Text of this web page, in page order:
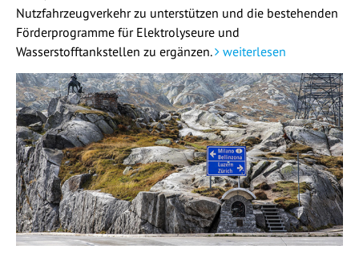
Nutzfahrzeugverkehr zu unterstützen und die bestehenden
Förderprogramme für Elektrolyseure und
Wasserstofftankstellen zu ergänzen.
weiterlesen